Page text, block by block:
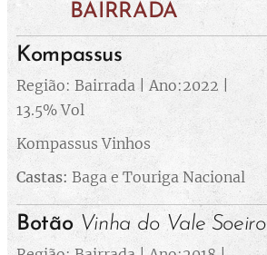
BAIRRADA
Kompassus
Região: Bairrada | Ano:2022 |
13.5% Vol
Kompassus Vinhos
Castas: Baga e Touriga Nacional
Botão Vinha do Vale Soeiro